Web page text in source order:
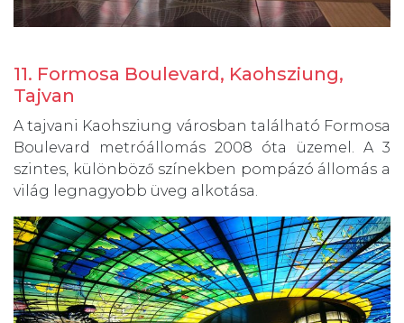
11. Formosa Boulevard, Kaohsziung,
Tajvan
A tajvani Kaohsziung városban található Formosa
Boulevard metróállomás 2008 óta üzemel. A 3
szintes, különböző színekben pompázó állomás a
világ legnagyobb üveg alkotása.